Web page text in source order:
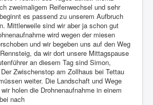
zweimaligem Reifenwechsel und sehr
es passend zu unserem Aufbruch
Mittlerweile sind wir aber ja schon gut
wird wegen der miesen
und wir begeben uns auf den Weg
da wir dort unsere Mittagspause
an diesem Tag sind Simon,
Zwischenstop am Zollhaus bei Tettau
weiter. Die Landschaft und Wege
holen die Drohnenaufnahme in einem
nach